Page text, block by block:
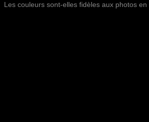
Les couleurs sont-elles fidèles aux photos en